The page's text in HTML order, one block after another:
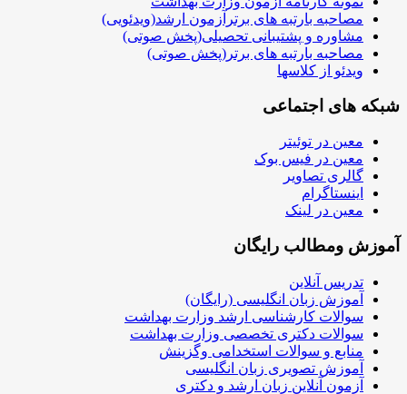
مصاحبه بارتبه های برترآزمون ارشد(ویدئویی)
مشاوره و پشتیبانی تحصیلی(پخش صوتی)
مصاحبه بارتبه های برتر(پخش صوتی)
ویدئو از کلاسها
شبکه های اجتماعی
معین در توئیتر
معین در فیس بوک
گالری تصاویر
اینستاگرام
معین در لینک
آموزش ومطالب رایگان
تدریس آنلاین
آموزش زبان انگلیسی (رایگان)
سوالات کارشناسی ارشد وزارت بهداشت
سوالات دکتری تخصصی وزارت بهداشت
منابع و سوالات استخدامی وگزینش
آموزش تصویری زبان انگلیسی
آزمون آنلاین زبان ارشد و دکتری